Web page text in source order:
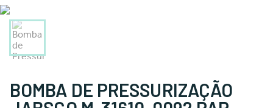
BOMBA DE PRESSURIZAÇÃO